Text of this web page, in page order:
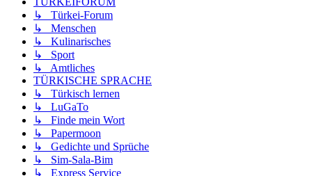
↳ Türkei-Forum
↳ Menschen
↳ Kulinarisches
↳ Sport
↳ Amtliches
TÜRKISCHE SPRACHE
↳ Türkisch lernen
↳ LuGaTo
↳ Finde mein Wort
↳ Papermoon
↳ Gedichte und Sprüche
↳ Sim-Sala-Bim
↳ Express Service